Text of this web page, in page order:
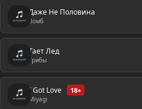
Даже Не Половина
Зомб
Тает Лед
Грибы
I Got Love 18+
Miyagi